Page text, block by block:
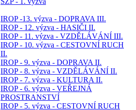
IROP -13. výzva - DOPRAVA III.
IROP - 12. výzva - HASIČI II.
IROP - 11. výzva - VZDĚLÁVÁNÍ III.
IROP - 10. výzva - CESTOVNÍ RUCH
II.
IROP - 9. výzva - DOPRAVA II.
IROP - 8. výzva - VZDĚLÁVÁNÍ II.
IROP - 7. výzva - KULTURA II.
IROP - 6. výzva - VEŘEJNÁ
PROSTRANSTVÍ
IROP - 5. výzva - CESTOVNÍ RUCH